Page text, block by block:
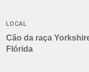
LOCAL
Cão da raça
Flórida